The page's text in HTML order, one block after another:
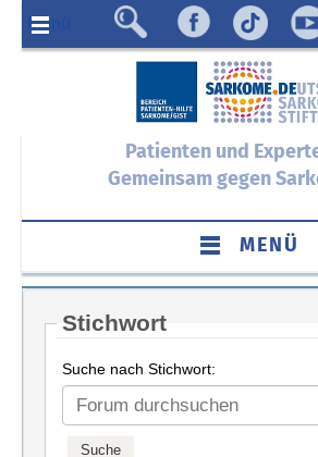
Menü
Patienten und
Gemeinsam gegen
MENÜ
Stichwort
Suche nach Stichwort: